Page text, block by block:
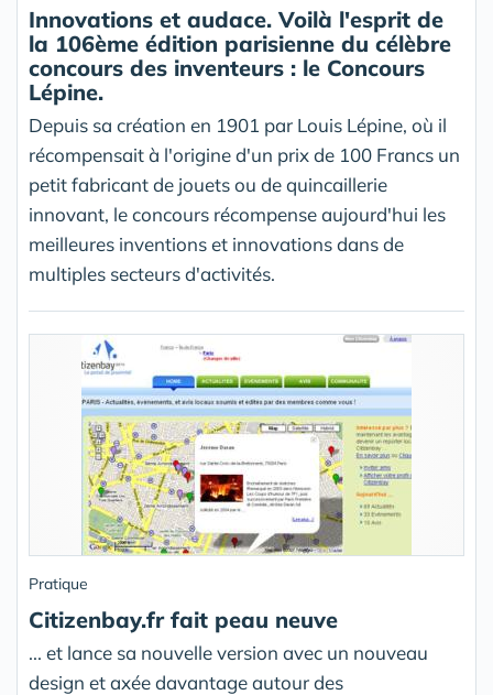
Innovations et audace. Voilà l'esprit de
la 106ème édition parisienne du célèbre
concours des inventeurs : le Concours
Lépine.
Depuis sa création en 1901 par Louis Lépine, où il
récompensait à l'origine d'un prix de 100 Francs un
petit fabricant de jouets ou de quincaillerie
innovant, le concours récompense aujourd'hui les
meilleures inventions et innovations dans de
multiples secteurs d'activités.
Pratique
Citizenbay.fr fait peau neuve
... et lance sa nouvelle version avec un nouveau
design et axée davantage autour des